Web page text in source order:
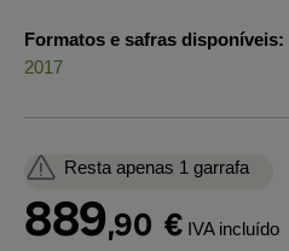
Formatos e safras disponíveis:
2017
Resta apenas 1 garrafa
889,90 € IVA incluído